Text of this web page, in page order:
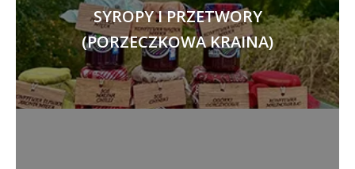
SYROPY I PRZETWORY
(PORZECZKOWA KRAINA)